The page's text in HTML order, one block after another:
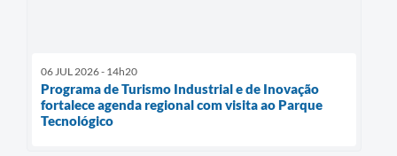
06 JUL 2026 - 14h20
Programa de Turismo Industrial e de Inovação
fortalece agenda regional com visita ao Parque
Tecnológico